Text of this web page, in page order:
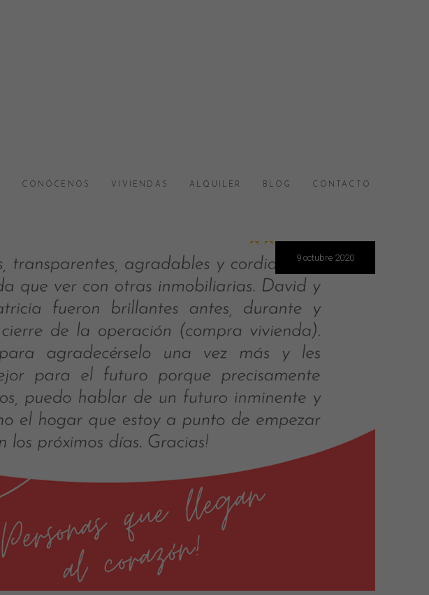
CONÓCENOS VIVIENDAS ALQUILER BLOG CONTACTO
9 octubre 2020